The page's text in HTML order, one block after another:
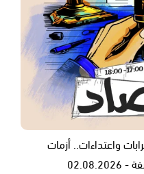
واعتداءات.. أزمات